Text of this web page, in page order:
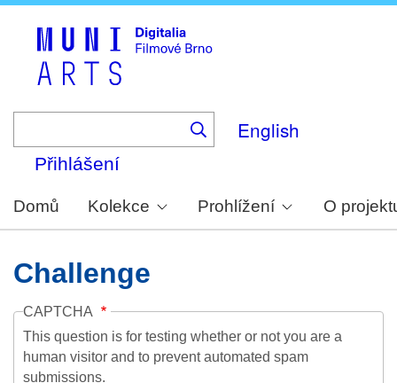
English
Přihlášení
Domů Kolekce Prohlížení O
Challenge
CAPTCHA
This question is for testing whether or not you are a
human visitor and to prevent automated spam
submissions.